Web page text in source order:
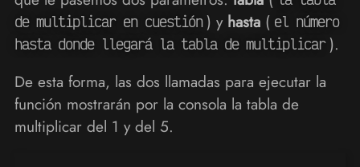
de multiplicar en cuestión ) y hasta( el número
hasta donde llegará la tabla de multiplicar ).
De esta forma, las dos llamadas para ejecutar la
función mostrarán por la consola la tabla de
multiplicar del 1 y del 5.